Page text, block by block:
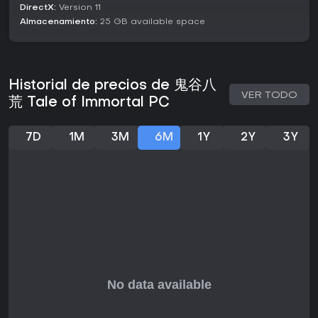
superando barreras como las de las Nether Mountains y
participando en retos como el Immortal Tournament o las
reviviendo una caída. Incluye competir por gloria en torneos
sectarios, luchar por recursos e incluso conquistar rivales
Los modos de exploración y narrativa se entrelazan
mediante eventos aleatorios y decisiones, abriendo
atrayendo a quienes buscan sistemas RPG profundos y
DirectX: Version 11
Almacenamiento: 25 GB available space
Historial de precios de 鬼谷八
荒 Tale of Immortal PC
VER TODO
7D 1M 3M 6M 1Y 2Y 3Y